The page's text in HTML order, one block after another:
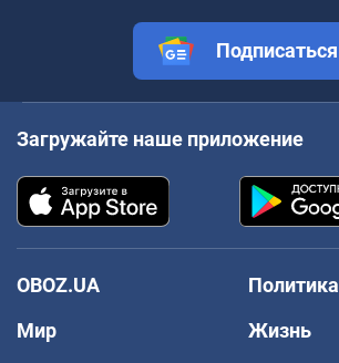
Подписаться
Загружайте наше приложение
OBOZ.UA
Политика
Мир
Жизнь